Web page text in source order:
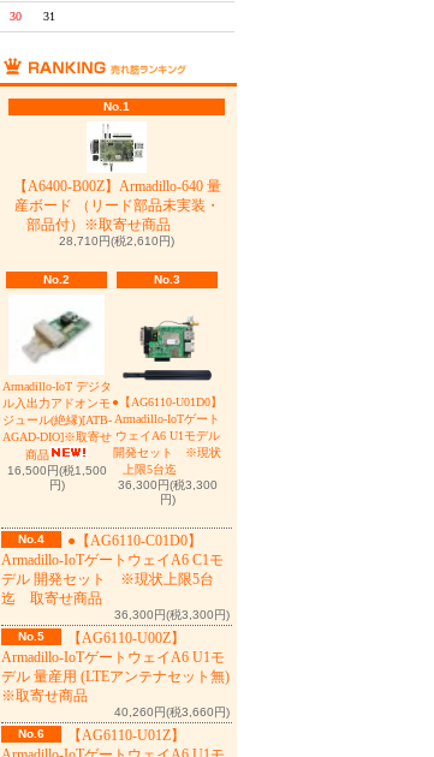
30 31
No.1
【A6400-B00Z】Armadillo-640 量
産ボード （リード部品未実装・
部品付）※取寄せ商品
28,710円(税2,610円)
No.2
Armadillo-IoT デジタ
ル入出力アドオンモ
ジュール(絶縁)[ATB-
AGAD-DIO]※取寄せ
商品
16,500円(税1,500
円)
No.3
●【AG6110-U01D0】
Armadillo-IoTゲート
ウェイA6 U1モデル
開発セット ※現状
上限5台迄
36,300円(税3,300
円)
No.4
●【AG6110-C01D0】
Armadillo-IoTゲートウェイA6 C1モ
デル 開発セット ※現状上限5台
迄 取寄せ商品
36,300円(税3,300円)
No.5
【AG6110-U00Z】
Armadillo-IoTゲートウェイA6 U1モ
デル 量産用 (LTEアンテナセット無)
※取寄せ商品
40,260円(税3,660円)
No.6
【AG6110-U01Z】